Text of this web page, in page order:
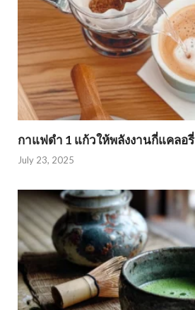
กาแฟดำ 1 แก้วให้พลังงานกี่แคลอรี่
July 23, 2025